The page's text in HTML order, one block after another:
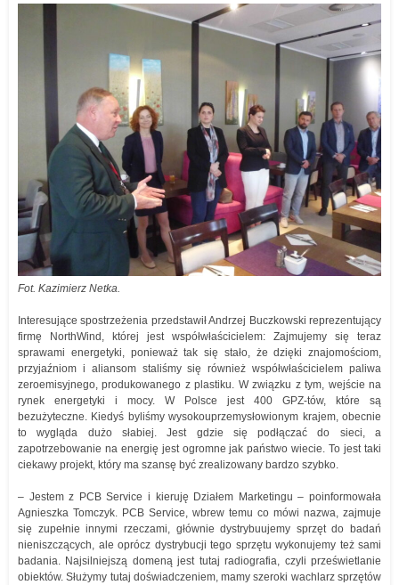
Fot. Kazimierz Netka.
Interesujące spostrzeżenia przedstawił Andrzej Buczkowski reprezentujący
firmę NorthWind, której jest współwłaścicielem: Zajmujemy się teraz
sprawami energetyki, ponieważ tak się stało, że dzięki znajomościom,
przyjaźniom i aliansom staliśmy się również współwłaścicielem paliwa
zeroemisyjnego, produkowanego z plastiku. W związku z tym, wejście na
rynek energetyki i mocy. W Polsce jest 400 GPZ-tów, które są
bezużyteczne. Kiedyś byliśmy wysokouprzemysłowionym krajem, obecnie
to wygląda dużo słabiej. Jest gdzie się podłączać do sieci, a
zapotrzebowanie na energię jest ogromne jak państwo wiecie. To jest taki
ciekawy projekt, który ma szansę być zrealizowany bardzo szybko.
– Jestem z PCB Service i kieruję Działem Marketingu – poinformowała
Agnieszka Tomczyk. PCB Service, wbrew temu co mówi nazwa, zajmuje
się zupełnie innymi rzeczami, głównie dystrybuujemy sprzęt do badań
nieniszczących, ale oprócz dystrybucji tego sprzętu wykonujemy też sami
badania. Najsilniejszą domeną jest tutaj radiografia, czyli prześwietlanie
obiektów. Służymy tutaj doświadczeniem, mamy szeroki wachlarz sprzętów